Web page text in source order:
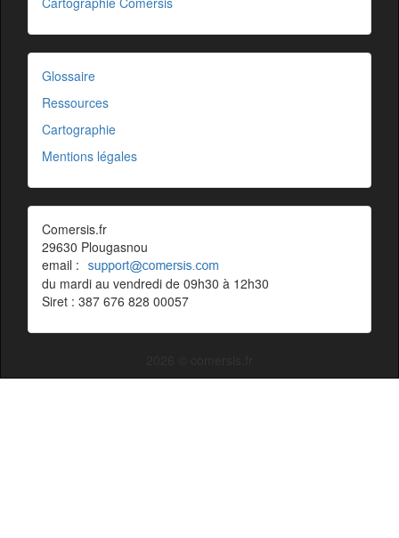
Glossaire
Ressources
Cartographie
Mentions légales
Comersis.fr
29630 Plougasnou
email :
du mardi au vendredi de 09h30 à 12h30
Siret : 387 676 828 00057